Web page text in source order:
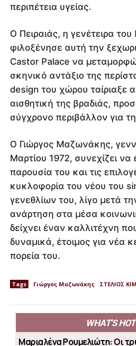
περιπέτεια υγείας.
Ο Πειραιάς, η γενέτειρα
φιλοξένησε αυτή την
Castor Palace να
σκηνικό αντάξιο της
design του χώρου ταίριαξε
αισθητική της βραδιάς,
σύγχρονο περιβάλλον για
Ο Γιώργος Μαζωνάκης,
Μαρτίου 1972, συνεχίζει
παρουσία του και τις
κυκλοφορία του νέου του
γενεθλίων του, λίγο μετά
ανάρτηση στα μέσα
δείχνει έναν καλλιτέχνη
δυναμικά, έτοιμος για νέα
πορεία του.
Tags Γιώργος Μαζωνάκης ΣΤΕΛΙΟΣ
WHAT'S HOT
Μαριαλένα Ρουμελιώτη: Οι